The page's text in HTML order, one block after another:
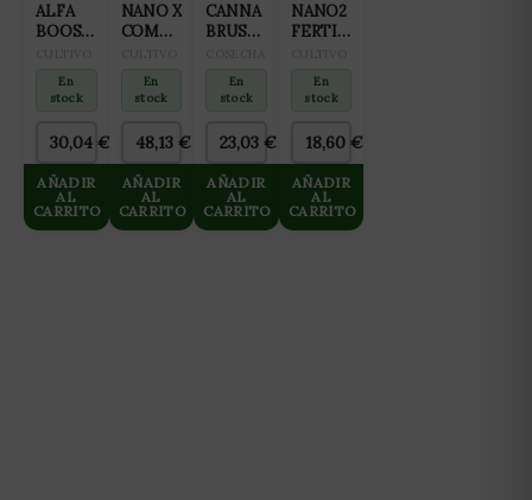
ALFA
BOOST
En
stock
30,04 €
AÑADIR
AL
CARRITO
NANO X
COMPLEMENTO
HIDROPONÍA
BLANDAS
10L
En
stock
48,13 €
AÑADIR
AL
CARRITO
CANNA
BRUSH
CORTE
En
stock
23,03€
AÑADIR
AL
CARRITO
NANO2
FERTILIZANTE
ONE
(FLORACIÓN
FINALIZACIÓN)
2L
En
stock
18,60 €
AÑADIR
AL
CARRITO